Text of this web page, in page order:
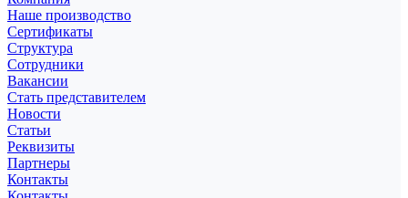
Наше производство
Сертификаты
Структура
Сотрудники
Вакансии
Стать представителем
Новости
Статьи
Реквизиты
Партнеры
Контакты